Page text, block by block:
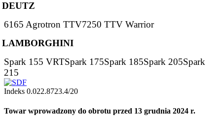
DEUTZ
6165 Agrotron TTV7250 TTV Warrior
LAMBORGHINI
Spark 155 VRTSpark 175Spark 185Spark 205Spark
215
Indeks 0.022.8723.4/20
Towar wprowadzony do obrotu przed 13 grudnia 2024 r.